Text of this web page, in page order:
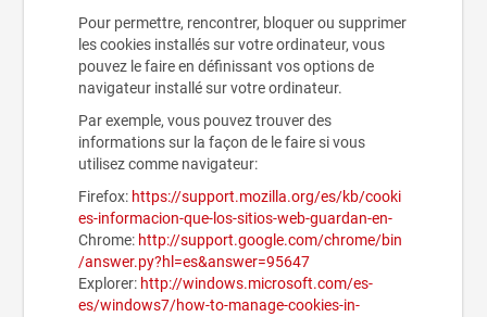
Pour permettre, rencontrer, bloquer ou supprimer
les cookies installés sur votre ordinateur, vous
pouvez le faire en définissant vos options de
navigateur installé sur votre ordinateur.
Par exemple, vous pouvez trouver des
informations sur la façon de le faire si vous
utilisez comme navigateur:
Firefox: https://support.mozilla.org/es/kb/cooki
es-informacion-que-los-sitios-web-guardan-en-
Chrome: http://support.google.com/chrome/bin
/answer.py?hl=es&answer=95647
Explorer: http://windows.microsoft.com/es-
es/windows7/how-to-manage-cookies-in-